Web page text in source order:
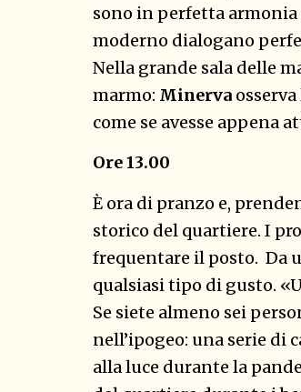
sono in perfetta armonia
moderno dialogano
Nella grande sala delle
marmo: Minerva
come se avesse appena
Ore 13.00
È ora di pranzo e,
storico del quartiere. I
frequentare il posto. Da
qualsiasi tipo di gusto.
Se siete almeno sei
nell’ipogeo: una serie di
alla luce durante la